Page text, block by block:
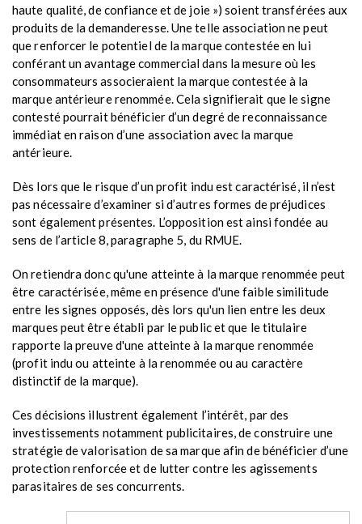
haute qualité, de confiance et de joie ») soient transférées aux
produits de la demanderesse. Une telle association ne peut
que renforcer le potentiel de la marque contestée en lui
conférant un avantage commercial dans la mesure où les
consommateurs associeraient la marque contestée à la
marque antérieure renommée. Cela signifierait que le signe
contesté pourrait bénéficier d’un degré de reconnaissance
immédiat en raison d’une association avec la marque
antérieure.
Dès lors que le risque d’un profit indu est caractérisé, il n’est
pas nécessaire d’examiner si d’autres formes de préjudices
sont également présentes. L’opposition est ainsi fondée au
sens de l’article 8, paragraphe 5, du RMUE.
On retiendra donc qu'une atteinte à la marque renommée peut
être caractérisée, même en présence d'une faible similitude
entre les signes opposés, dès lors qu'un lien entre les deux
marques peut être établi par le public et que le titulaire
rapporte la preuve d'une atteinte à la marque renommée
(profit indu ou atteinte à la renommée ou au caractère
distinctif de la marque).
Ces décisions illustrent également l’intérêt, par des
investissements notamment publicitaires, de construire une
stratégie de valorisation de sa marque afin de bénéficier d’une
protection renforcée et de lutter contre les agissements
parasitaires de ses concurrents.